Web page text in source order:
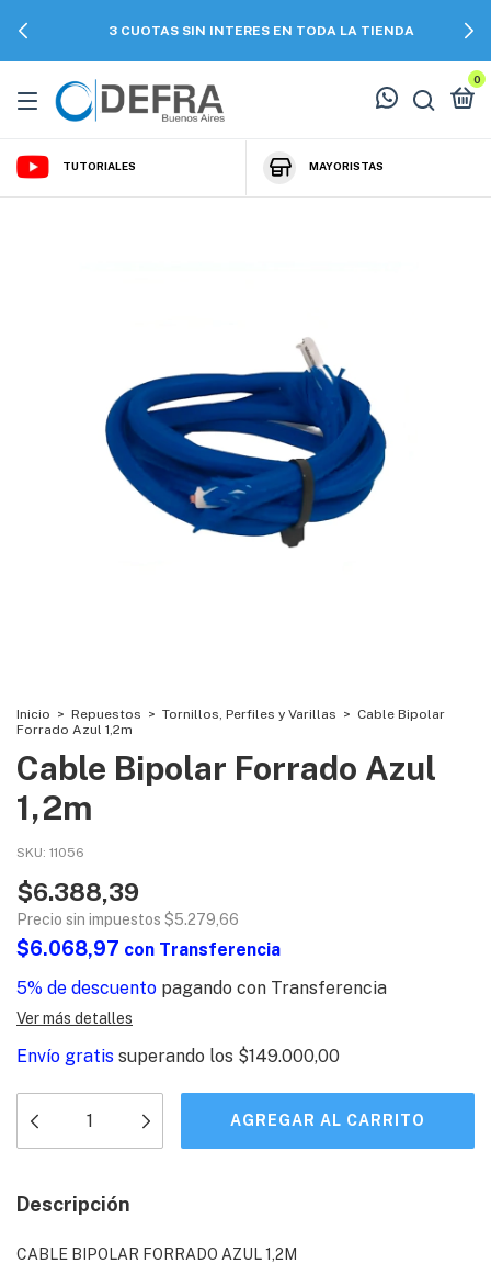
3 CUOTAS SIN INTERES EN TODA LA TIENDA
0
TUTORIALES MAYORISTAS
Inicio > Repuestos > Tornillos, Perfiles y Varillas > Cable Bipolar
Forrado Azul 1,2m
Cable Bipolar Forrado Azul
1,2m
SKU: 11056
$6.388,39
Precio sin impuestos $5.279,66
$6.068,97 con Transferencia
5% de descuento pagando con Transferencia
Ver más detalles
Envío gratis superando los $149.000,00
Descripción
CABLE BIPOLAR FORRADO AZUL 1,2M